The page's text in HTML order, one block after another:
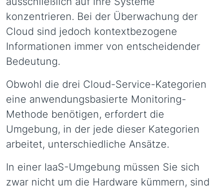
konzentrieren. Bei der Überwachung der
Cloud sind jedoch kontextbezogene
Informationen immer von entscheidender
Bedeutung.
Obwohl die drei Cloud-Service-Kategorien
eine anwendungsbasierte Monitoring-
Methode benötigen, erfordert die
Umgebung, in der jede dieser Kategorien
arbeitet, unterschiedliche Ansätze.
In einer IaaS-Umgebung müssen Sie sich
zwar nicht um die Hardware kümmern, sind